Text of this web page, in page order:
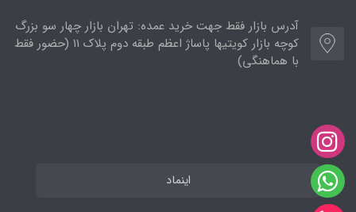
آدرس بازار فقط جهت خرید عمده: تهران بازار چهار سو بزرگ
کوچه بازار کویتیها پاساژ اعظم طبقه دوم پلاک ۱۱ (حضور فقط
با هماهنگی)
اینماد